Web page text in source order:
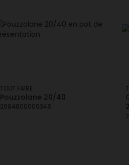
TOUT FAIRE
Pouzzolane 20/40
2084800009348